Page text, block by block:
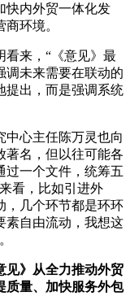
快内外贸一体化发
环境。
来，“《意见》最
调未来需要在联动的
提出，而是强调系统
心主任陈万灵也向
著名，但以往可能各
过一个文件，统筹五
看，比如引进外
，几个环节都是环环
素自由流动，我想这
见》从全力推动外贸
质量、加快服务外包